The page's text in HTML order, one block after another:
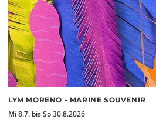
LYM MORENO - MARINE SOUVENIR
Mi 8.7. bis So 30.8.2026